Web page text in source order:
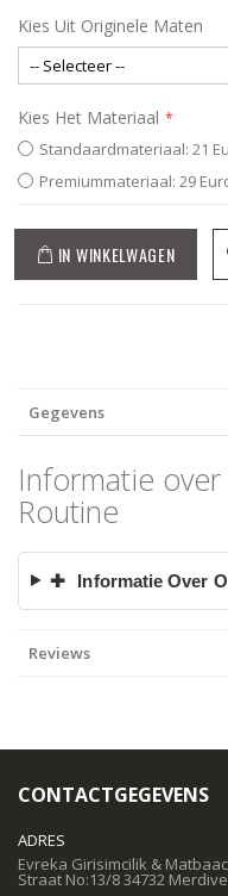
Kies Uit Originele Maten
Kies Het Materiaal
Standaardmateriaal: 21
Premiummateriaal: 29
IN WINKELWAGEN
Gegevens
Informatie
Routine
✚ Informatie Over
Reviews
CONTACTGEGEVENS
ADRES
Evreka Girisimcilik &
Straat No:13/8 34732